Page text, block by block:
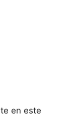
en este